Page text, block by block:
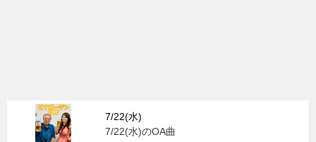
7/22(水)
7/22(水)のOA曲